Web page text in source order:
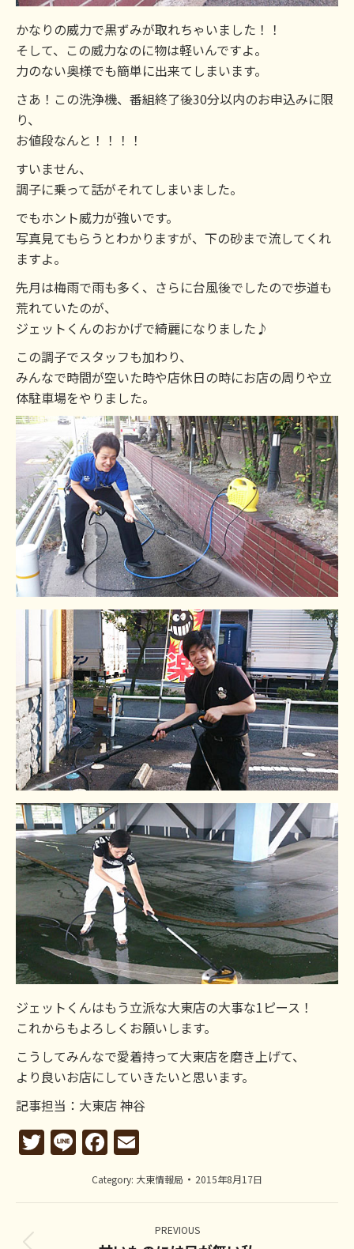
かなりの威力で黒ずみが取れちゃいました！！
そして、この威力なのに物は軽いんですよ。
力のない奥様でも簡単に出来てしまいます。
さあ！この洗浄機、番組終了後30分以内のお申込みに限
り、
お値段なんと！！！！
すいません、
調子に乗って話がそれてしまいました。
でもホント威力が強いです。
写真見てもらうとわかりますが、下の砂まで流してくれ
ますよ。
先月は梅雨で雨も多く、さらに台風後でしたので歩道も
荒れていたのが、
ジェットくんのおかげで綺麗になりました♪
この調子でスタッフも加わり、
みんなで時間が空いた時や店休日の時にお店の周りや立
体駐車場をやりました。
ジェットくんはもう立派な大東店の大事な1ピース！
これからもよろしくお願いします。
こうしてみんなで愛着持って大東店を磨き上げて、
より良いお店にしていきたいと思います。
記事担当：大東店 神谷
Twitter
LineFacebook
Category: 大東情報局 2015年8月17日
navigation
PREVIOUS